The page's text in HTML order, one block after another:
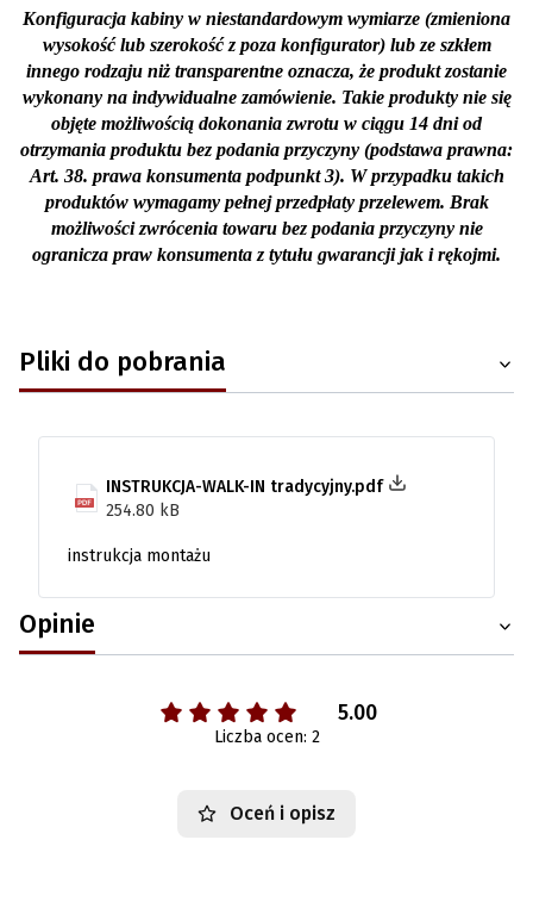
Konfiguracja kabiny w niestandardowym wymiarze (zmieniona
wysokość lub szerokość z poza konfigurator) lub ze szkłem
innego rodzaju niż transparentne oznacza, że produkt zostanie
wykonany na indywidualne zamówienie. Takie produkty nie się
objęte możliwością dokonania zwrotu w ciągu 14 dni od
otrzymania produktu bez podania przyczyny (podstawa prawna:
Art. 38. prawa konsumenta podpunkt 3). W przypadku takich
produktów wymagamy pełnej przedpłaty przelewem. Brak
możliwości zwrócenia towaru bez podania przyczyny nie
ogranicza praw konsumenta z tytułu gwarancji jak i rękojmi.
Pliki do pobrania
INSTRUKCJA-WALK-IN tradycyjny.pdf
254.80 kB
instrukcja montażu
Opinie
5.00
Liczba ocen: 2
Oceń i opisz